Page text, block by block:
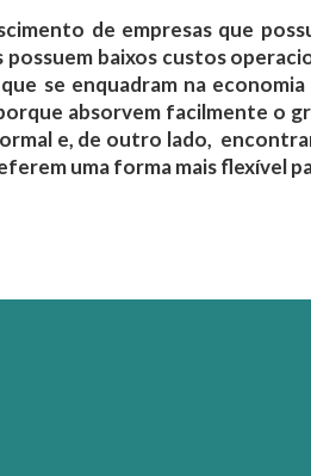
de empresas que
baixos custos
se enquadram na
absorvem facilmente o
e, de outro lado,
uma forma mais flexível